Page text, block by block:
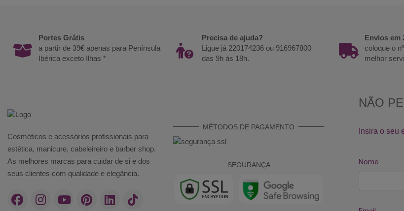
Portes Grátis
a partir de 39€ apenas para Península
Ibérica exceto Ilhas *
Precisa de ajuda?
Ligue já 220174236 ou 916967800
das 9h às 18h.
Envios em
coloque o
melhor
Cosméticos e acessórios profissionais para
estética, manicure, cabeleireiro e barber shop.
As melhores marcas para cuidar de si e dos
seus clientes com qualidade e elegância.
MÉTODOS DE PAGAMENTO
SEGURANÇA